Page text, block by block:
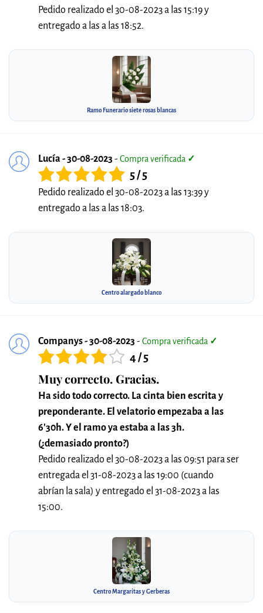
Pedido realizado el 30-08-2023 a las 15:19 y
entregado a las a las 18:52.
Ramo Funerario siete rosas blancas
Lucía - 30-08-2023 - Compra verificada ✓
5 / 5
Pedido realizado el 30-08-2023 a las 13:39 y
entregado a las a las 18:03.
Centro alargado blanco
Companys - 30-08-2023 - Compra verificada ✓
4 / 5
Muy correcto. Gracias.
Ha sido todo correcto. La cinta bien escrita y
preponderante. El velatorio empezaba a las
6'30h. Y el ramo ya estaba a las 3h.
(¿demasiado pronto?)
Pedido realizado el 30-08-2023 a las 09:51 para ser
entregada el 31-08-2023 a las 19:00 (cuando
abrían la sala) y entregado el 31-08-2023 a las
15:00.
Centro Margaritas y Gerberas